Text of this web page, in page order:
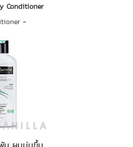
Conditioner
-